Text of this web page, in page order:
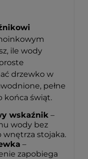
ile wody
drzewko w
pełne
końca świąt.
wskaźnik –
wody bez
wnętrza stojaka.
–
zapobiega